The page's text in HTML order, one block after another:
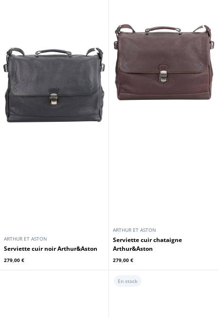
ARTHUR ET ASTON
Sac de voyage cuir vachette noir
Arthur & Aston
289,00 €
ARTHUR ET ASTON
Sac de voyage cuir vachette
chatain Arthur & Aston
289,00 €
En stock